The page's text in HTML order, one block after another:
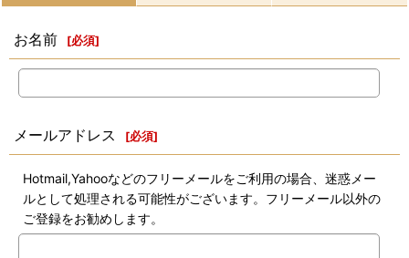
お名前 [必須]
メールアドレス [必須]
Hotmail,Yahooなどのフリーメールをご利用の場合、迷惑メー
ルとして処理される可能性がございます。フリーメール以外の
ご登録をお勧めします。